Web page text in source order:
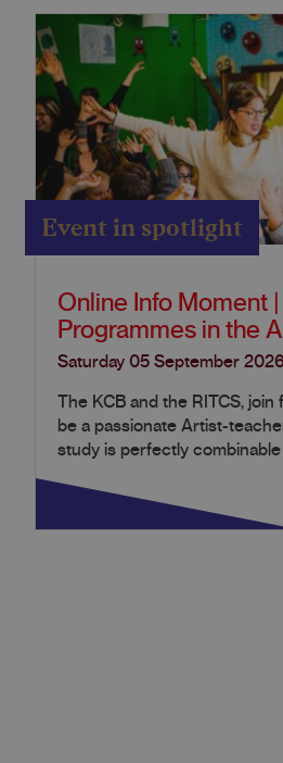
Event in spotlight
Online Info Moment |
Programmes in the
Saturday 05 September 2026
The KCB and the RITCS,
be a passionate Artist-
study is perfectly